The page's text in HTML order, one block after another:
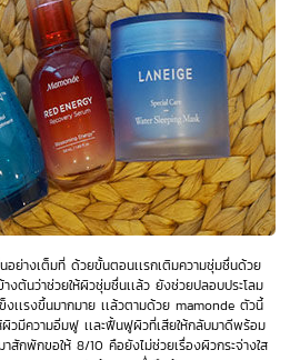
ย่างเต็มที่ ด้วยขั้นตอนเเรกเติมความชุ่มชื่นด้วย
ต้นว่าช่วยให้ผิวชุ่มชื่นเเล้ว ยังช่วยปลอบประโลม
งเเรงขึ้นมากมาย เเล้วตามด้วย mamonde ตัวนี้
วมีความอิ่มฟู เเละฟื้นฟูผิวที่เสียให้กลับมาดีพร้อม
าสักพักขอให้ 8/10 คือยังไม่ช่วยเรื่องผิวกระจ่างใส